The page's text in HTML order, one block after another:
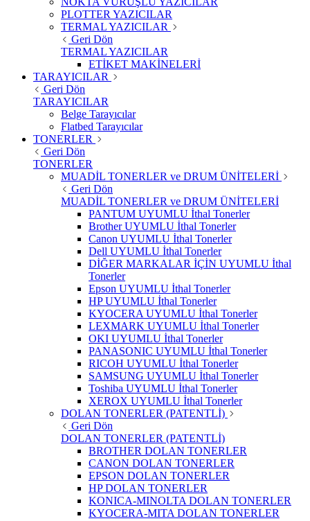
PLOTTER YAZICILAR
TERMAL YAZICILAR
Geri Dön
TERMAL YAZICILAR
ETİKET MAKİNELERİ
TARAYICILAR
Geri Dön
TARAYICILAR
Belge Tarayıcılar
Flatbed Tarayıcılar
TONERLER
Geri Dön
TONERLER
MUADİL TONERLER ve DRUM ÜNİTELERİ
Geri Dön
MUADİL TONERLER ve DRUM ÜNİTELERİ
PANTUM UYUMLU İthal Tonerler
Brother UYUMLU İthal Tonerler
Canon UYUMLU İthal Tonerler
Dell UYUMLU İthal Tonerler
DİĞER MARKALAR İÇİN UYUMLU İthal
Tonerler
Epson UYUMLU İthal Tonerler
HP UYUMLU İthal Tonerler
KYOCERA UYUMLU İthal Tonerler
LEXMARK UYUMLU İthal Tonerler
OKI UYUMLU İthal Tonerler
PANASONIC UYUMLU İthal Tonerler
RICOH UYUMLU İthal Tonerler
SAMSUNG UYUMLU İthal Tonerler
Toshiba UYUMLU İthal Tonerler
XEROX UYUMLU İthal Tonerler
DOLAN TONERLER (PATENTLİ)
Geri Dön
DOLAN TONERLER (PATENTLİ)
BROTHER DOLAN TONERLER
CANON DOLAN TONERLER
EPSON DOLAN TONERLER
HP DOLAN TONERLER
KONICA-MINOLTA DOLAN TONERLER
KYOCERA-MITA DOLAN TONERLER